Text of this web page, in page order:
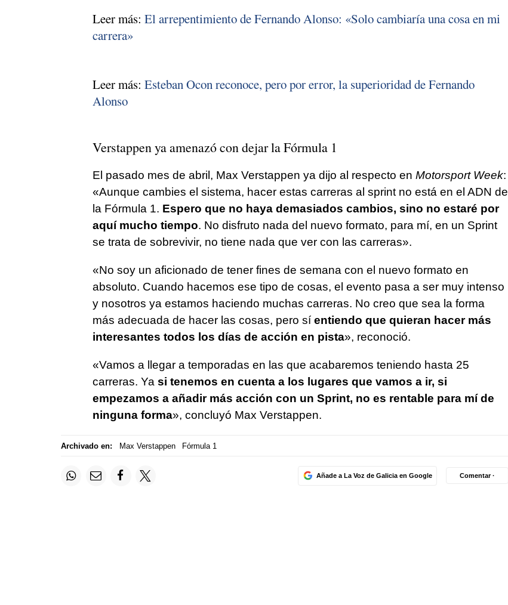
Leer más: El arrepentimiento de Fernando Alonso: «Solo cambiaría una cosa en mi
carrera»
Leer más: Esteban Ocon reconoce, pero por error, la superioridad de Fernando
Alonso
Verstappen ya amenazó con dejar la Fórmula 1
El pasado mes de abril, Max Verstappen ya dijo al respecto en Motorsport Week:
«Aunque cambies el sistema, hacer estas carreras al sprint no está en el ADN de
la Fórmula 1. Espero que no haya demasiados cambios, sino no estaré por
aquí mucho tiempo. No disfruto nada del nuevo formato, para mí, en un Sprint
se trata de sobrevivir, no tiene nada que ver con las carreras».
«No soy un aficionado de tener fines de semana con el nuevo formato en
absoluto. Cuando hacemos ese tipo de cosas, el evento pasa a ser muy intenso
y nosotros ya estamos haciendo muchas carreras. No creo que sea la forma
más adecuada de hacer las cosas, pero síentiendo que quieran hacer más
interesantes todos los días de acción en pista», reconoció.
«Vamos a llegar a temporadas en las que acabaremos teniendo hasta 25
carreras. Yasi tenemos en cuenta a los lugares que vamos a ir, si
empezamos a añadir más acción con un Sprint, no es rentable para mí de
ninguna forma», concluyó Max Verstappen.
Archivado en: Max Verstappen Fórmula 1
Añade a La Voz de Galicia en Google Comentar ·